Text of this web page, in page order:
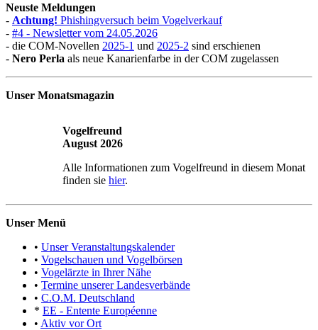
Neuste Meldungen
- Achtung! Phishingversuch beim Vogelverkauf
- #4 - Newsletter vom 24.05.2026
- die COM-Novellen 2025-1 und 2025-2 sind erschienen
- Nero Perla als neue Kanarienfarbe in der COM zugelassen
Unser Monatsmagazin
Vogelfreund
August 2026
Alle Informationen zum Vogelfreund in diesem Monat
finden sie hier.
Unser Menü
• Unser Veranstaltungskalender
• Vogelschauen und Vogelbörsen
• Vogelärzte in Ihrer Nähe
• Termine unserer Landesverbände
• C.O.M. Deutschland
* EE - Entente Européenne
• Aktiv vor Ort